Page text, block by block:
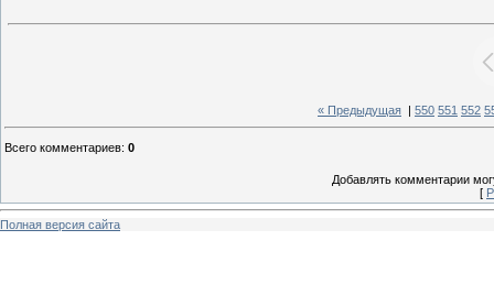
« Предыдущая 550 551 552
Всего комментариев: 0
Добавлять комментарии
[
Полная версия сайта